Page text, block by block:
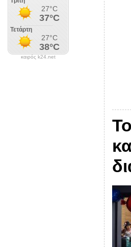
καιρός k24.net